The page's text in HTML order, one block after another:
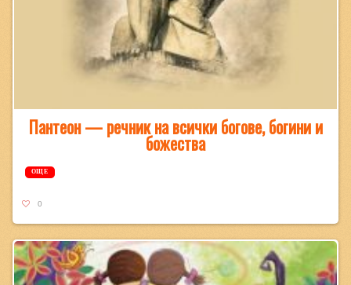
Пантеон — речник на всички богове, богини и
божества
ОЩЕ
0